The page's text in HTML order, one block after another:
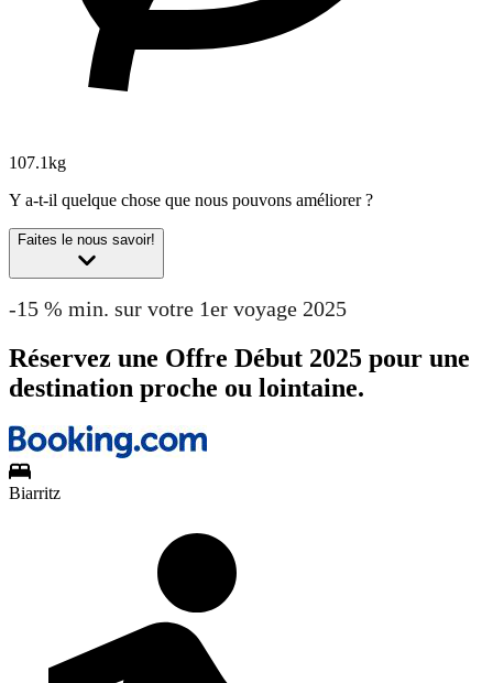
107.1kg
Y a-t-il quelque chose que nous pouvons améliorer ?
Faites le nous savoir!
-15 % min. sur votre 1er voyage 2025
Réservez une Offre Début 2025 pour une
destination proche ou lointaine.
Biarritz